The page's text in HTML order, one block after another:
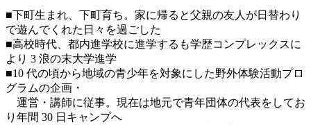
■下町生まれ、下町育ち。家に帰ると父親の友人が日替わり
で遊んでくれた日々を過ごした
■高校時代、都内進学校に進学するも学歴コンプレックスに
より 3 浪の末大学進学
■10 代の頃から地域の青少年を対象にした野外体験活動プロ
グラムの企画・
運営・講師に従事。現在は地元で青年団体の代表をしてお
り年間 30 日キャンプへ